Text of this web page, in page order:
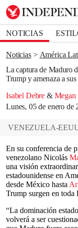
NOTICIAS
DEPORTES
Noticias
América
La captura de Maduro
Trump y amenaza a
Isabel Debre & Megan
Lunes, 05 de enero de
Bookmark
Removed from
Close popover
VENEZUELA-
En su conferencia de
venezolano Nicolás
una visión
estadounidense en
desde México hasta
Trump surgen en toda
“La dominación
volverá a ser